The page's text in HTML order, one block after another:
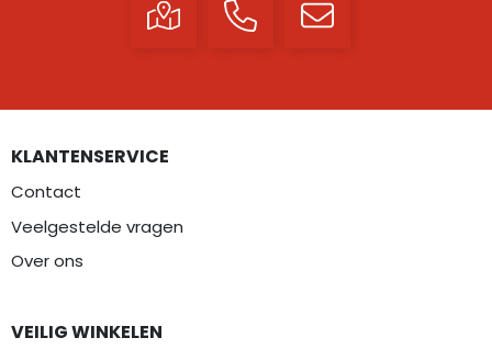
KLANTENSERVICE
Contact
Veelgestelde vragen
Over ons
VEILIG WINKELEN